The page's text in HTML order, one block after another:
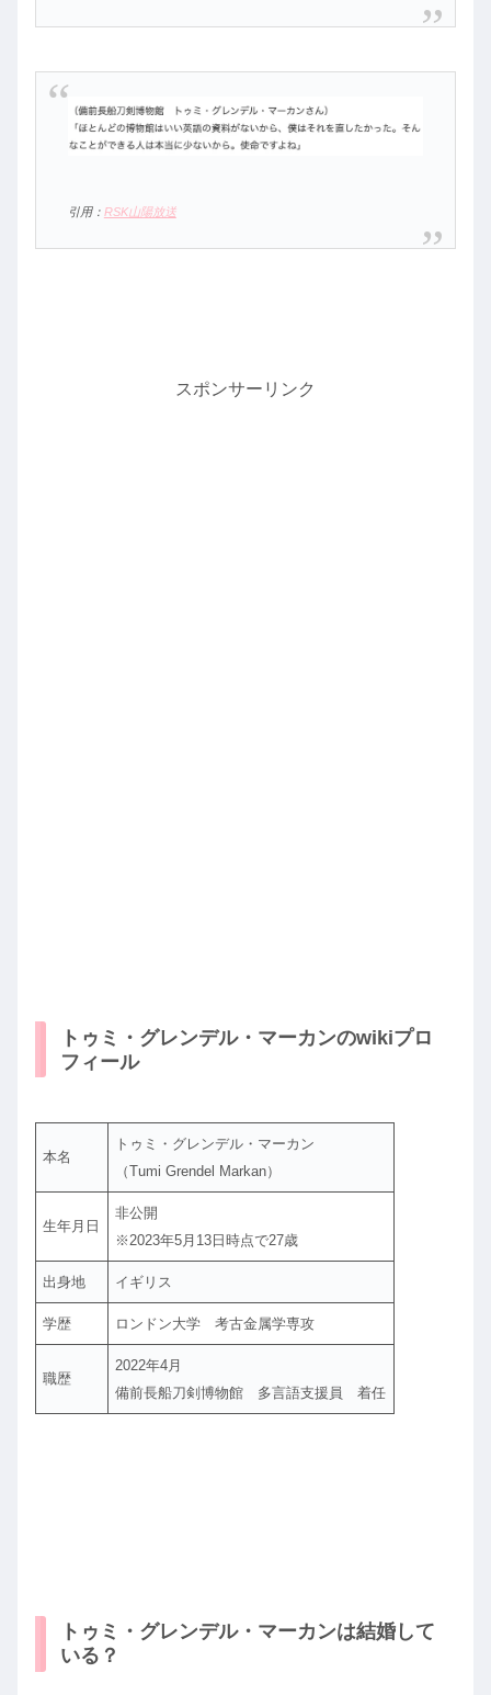
引用： RSK山陽放送
スポンサーリンク
トゥミ・グレンデル・マーカンのwikiプロ
フィール
本名
トゥミ・グレンデル・マーカン
（Tumi Grendel Markan）
生年月日
非公開
※2023年5月13日時点で27歳
出身地 イギリス
学歴 ロンドン大学 考古金属学専攻
職歴
2022年4月
備前長船刀剣博物館 多言語支援員 着任
トゥミ・グレンデル・マーカンは結婚して
いる？